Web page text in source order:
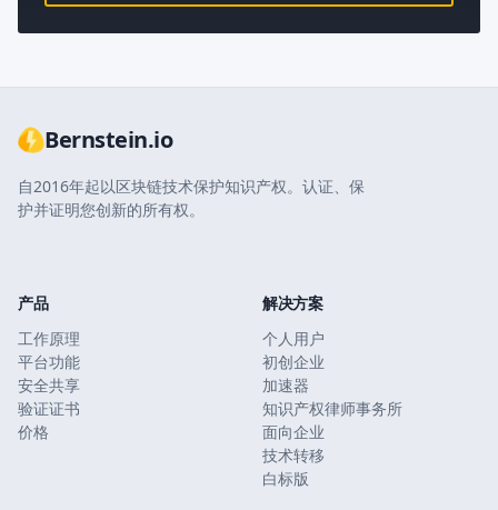
Bernstein.io
自2016年起以区块链技术保护知识产权。认证、保
护并证明您创新的所有权。
产品
工作原理
平台功能
安全共享
验证证书
价格
解决方案
个人用户
初创企业
加速器
知识产权律师事务所
面向企业
技术转移
白标版